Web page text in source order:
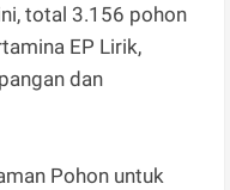
total 3.156 pohon
EP Lirik,
dan
Pohon untuk